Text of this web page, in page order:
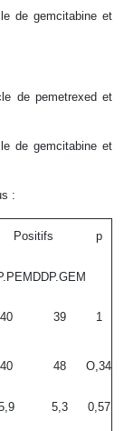
de gemcitabine et
de pemetrexed et
de gemcitabine et
:
Positifs p
DDP.GEM
40 39 1
40 48 O,34
5,3 0,57